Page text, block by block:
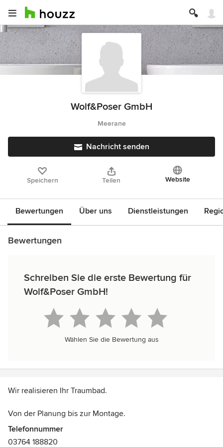
Wolf&Poser GmbH
Meerane
Nachricht senden
Speichern Teilen Website
Bewertungen Über uns Dienstleistungen
Bewertungen
Schreiben Sie die erste Bewertung für
Wolf&Poser GmbH!
Wählen Sie die Bewertung aus
Wir realisieren Ihr Traumbad.
Von der Planung bis zur Montage.
Ein neues Bad bedeutet für viele nur eins: Stress. Man
Telefonnummer
03764 188820